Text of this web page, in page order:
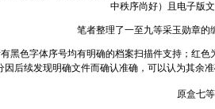
中秩序尚好）且电子版
笔者整理了一至九等采玉勋章的
黑色字体序号均有明确的档案扫描件支持；红
因后续发现明确文件而确认准确，可以认为其余
原盒七